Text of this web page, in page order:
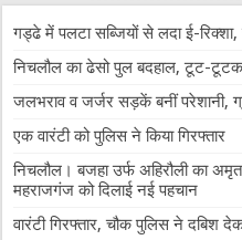
गड्ढे में पलटा सब्जियों से लदा ई-
निचलौल का ढेसो पुल बदहाल, टूट-
जलभराव व जर्जर सड़कें बनीं परेशानी,
एक वारंटी को पुलिस ने किया गिरफ्तार
निचलौल। बजहा उर्फ अहिरौली का
महराजगंज को दिलाई नई पहचान
वारंटी गिरफ्तार, चौक पुलिस ने दबिश